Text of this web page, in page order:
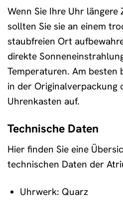
Wenn Sie Ihre Uhr
sollten Sie sie an einem
staubfreien Ort
direkte
Temperaturen. Am besten
in der Originalverpackung
Uhrenkasten auf.
Technische Daten
Hier finden Sie eine
technischen Daten der
Uhrwerk: Quarz